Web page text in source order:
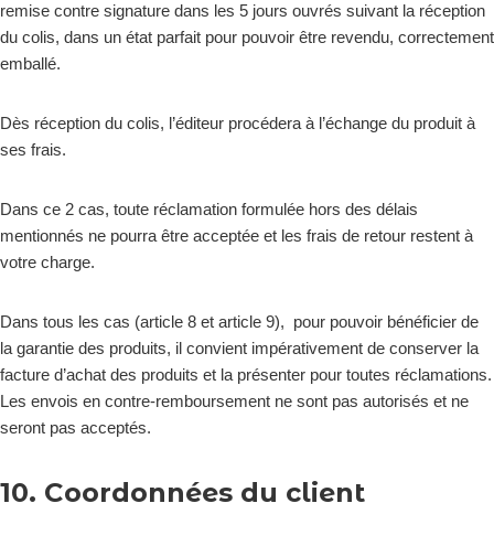
remise contre signature dans les 5 jours ouvrés suivant la réception
du colis, dans un état parfait pour pouvoir être revendu, correctement
emballé.
Dès réception du colis, l’éditeur procédera à l’échange du produit à
ses frais.
Dans ce 2 cas, toute réclamation formulée hors des délais
mentionnés ne pourra être acceptée et les frais de retour restent à
votre charge.
Dans tous les cas (article 8 et article 9), pour pouvoir bénéficier de
la garantie des produits, il convient impérativement de conserver la
facture d’achat des produits et la présenter pour toutes réclamations.
Les envois en contre-remboursement ne sont pas autorisés et ne
seront pas acceptés.
10. Coordonnées du client